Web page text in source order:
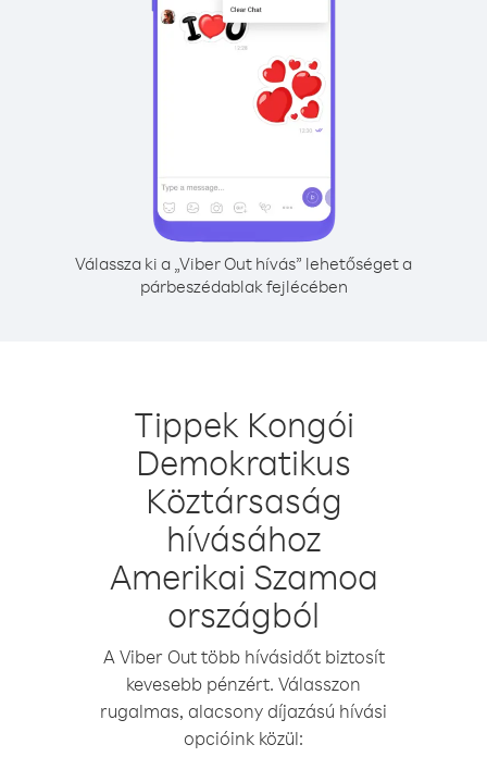
Válassza ki a „Viber Out hívás” lehetőséget a
párbeszédablak fejlécében
Tippek Kongói
Demokratikus
Köztársaság
hívásához
Amerikai Szamoa
országból
A Viber Out több hívásidőt biztosít
kevesebb pénzért. Válasszon
rugalmas, alacsony díjazású hívási
opcióink közül: